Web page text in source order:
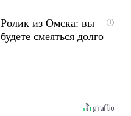
i
Ролик из Омска: вы
будете смеяться долго